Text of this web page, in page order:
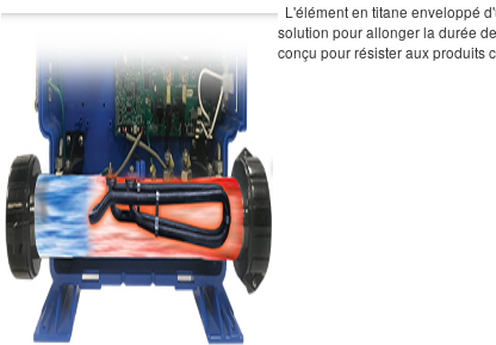
L'élément en titane enveloppé
solution pour allonger la durée
conçu pour résister aux produits